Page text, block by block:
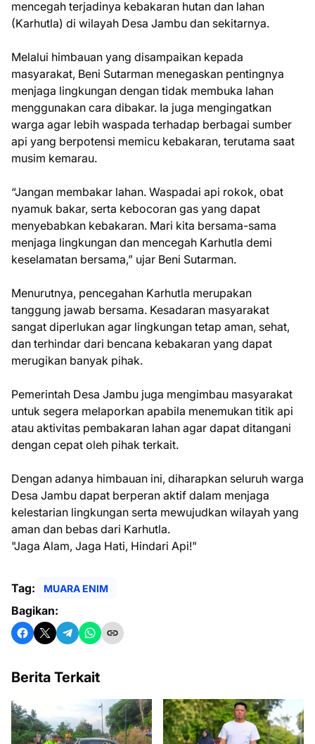
mencegah terjadinya kebakaran hutan dan lahan
(Karhutla) di wilayah Desa Jambu dan sekitarnya.
Melalui himbauan yang disampaikan kepada
masyarakat, Beni Sutarman menegaskan pentingnya
menjaga lingkungan dengan tidak membuka lahan
menggunakan cara dibakar. Ia juga mengingatkan
warga agar lebih waspada terhadap berbagai sumber
api yang berpotensi memicu kebakaran, terutama saat
musim kemarau.
“Jangan membakar lahan. Waspadai api rokok, obat
nyamuk bakar, serta kebocoran gas yang dapat
menyebabkan kebakaran. Mari kita bersama-sama
menjaga lingkungan dan mencegah Karhutla demi
keselamatan bersama,” ujar Beni Sutarman.
Menurutnya, pencegahan Karhutla merupakan
tanggung jawab bersama. Kesadaran masyarakat
sangat diperlukan agar lingkungan tetap aman, sehat,
dan terhindar dari bencana kebakaran yang dapat
merugikan banyak pihak.
Pemerintah Desa Jambu juga mengimbau masyarakat
untuk segera melaporkan apabila menemukan titik api
atau aktivitas pembakaran lahan agar dapat ditangani
dengan cepat oleh pihak terkait.
Dengan adanya himbauan ini, diharapkan seluruh warga
Desa Jambu dapat berperan aktif dalam menjaga
kelestarian lingkungan serta mewujudkan wilayah yang
aman dan bebas dari Karhutla.
"Jaga Alam, Jaga Hati, Hindari Api!"
Tag: MUARA ENIM
Bagikan:
Berita Terkait